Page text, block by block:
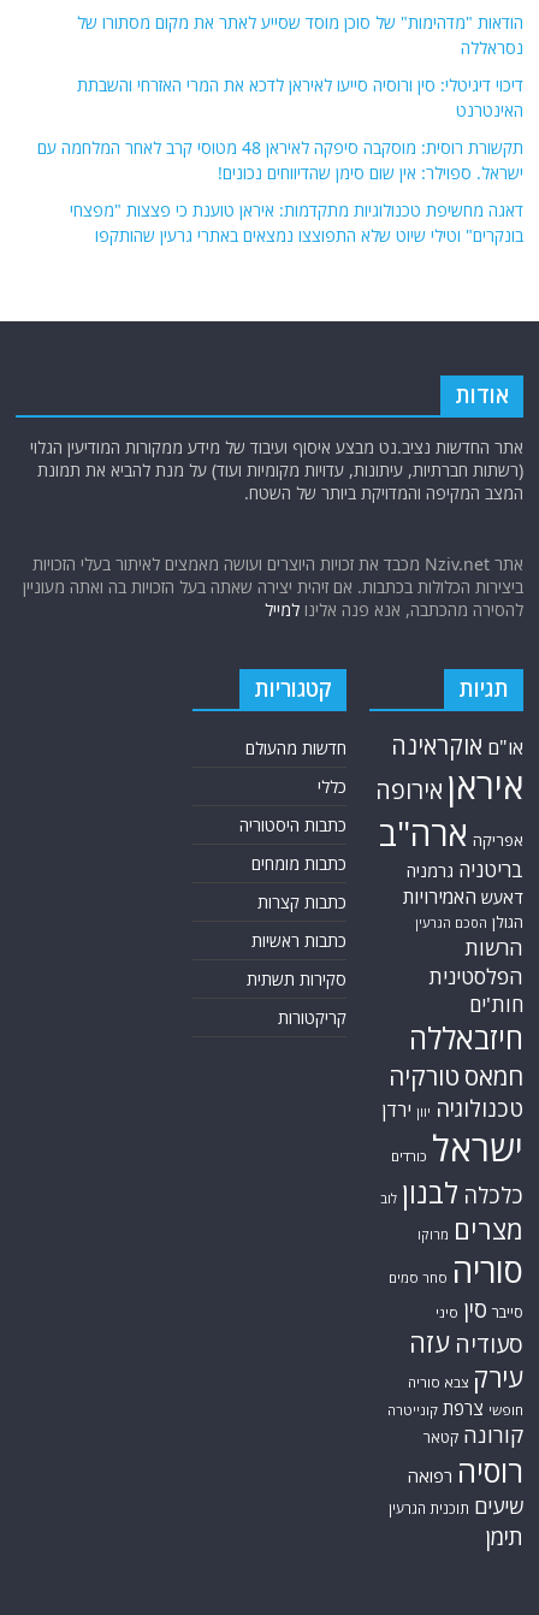
הודאות "מדהימות" של סוכן מוסד שסייע לאתר את מקום מסתורו של
נסראללה
דיכוי דיגיטלי: סין ורוסיה סייעו לאיראן לדכא את המרי האזרחי והשבתת
האינטרנט
תקשורת רוסית: מוסקבה סיפקה לאיראן 48 מטוסי קרב לאחר המלחמה עם
ישראל. ספוילר: אין שום סימן שהדיווחים נכונים!
דאגה מחשיפת טכנולוגיות מתקדמות: איראן טוענת כי פצצות "מפצחי
בונקרים" וטילי שיוט שלא התפוצצו נמצאים באתרי גרעין שהותקפו
אודות
אתר החדשות נציב.נט מבצע איסוף ועיבוד של מידע ממקורות המודיעין הגלוי
(רשתות חברתיות, עיתונות, עדויות מקומיות ועוד) על מנת להביא את תמונת
המצב המקיפה והמדויקת ביותר של השטח.
אתר Nziv.net מכבד את זכויות היוצרים ועושה מאמצים לאיתור בעלי הזכויות
ביצירות הכלולות בכתבות. אם זיהית יצירה שאתה בעל הזכויות בה ואתה מעוניין
להסירה מהכתבה, אנא פנה אלינולמייל
תגיות
או"ם אוקראינה
איראן אירופה
אפריקה ארה"ב
בריטניה גרמניה
דאעש האמירויות
הגולן הסכם הגרעין
הרשות
הפלסטינית
חות'ים
חיזבאללה
חמאס טורקיה
טכנולוגיה יוון ירדן
ישראל כורדים
כלכלה לבנון לוב
מצרים מרוקו
סוריה סחר סמים
סייבר סין סיני
סעודיה עזה
עירק צבא סוריה
חופשי צרפת קונייטרה
קורונה קטאר
רוסיה רפואה
שיעים תוכנית הגרעין
תימן
קטגוריות
חדשות מהעולם
כללי
כתבות היסטוריה
כתבות מומחים
כתבות קצרות
כתבות ראשיות
סקירות תשתית
קריקטורות